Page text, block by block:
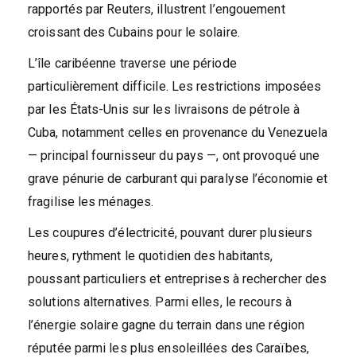
rapportés par Reuters, illustrent l’engouement
croissant des Cubains pour le solaire.
L’île caribéenne traverse une période
particulièrement difficile. Les restrictions imposées
par les États-Unis sur les livraisons de pétrole à
Cuba, notamment celles en provenance du Venezuela
— principal fournisseur du pays —, ont provoqué une
grave pénurie de carburant qui paralyse l’économie et
fragilise les ménages.
Les coupures d’électricité, pouvant durer plusieurs
heures, rythment le quotidien des habitants,
poussant particuliers et entreprises à rechercher des
solutions alternatives. Parmi elles, le recours à
l’énergie solaire gagne du terrain dans une région
réputée parmi les plus ensoleillées des Caraïbes,